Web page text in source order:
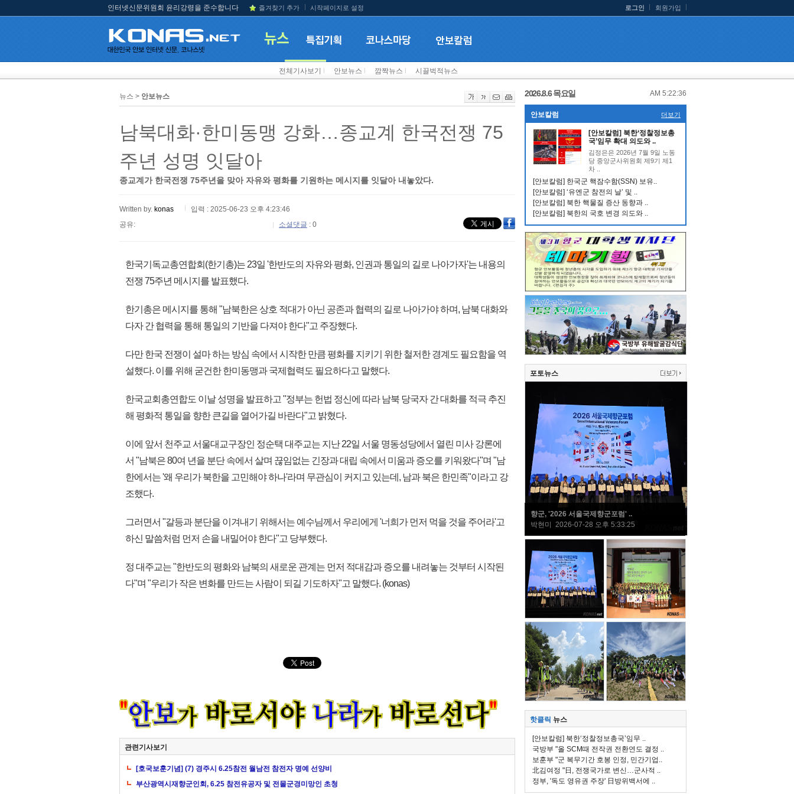
인터넷신문위원회 윤리강령을 준수합니다 즐겨찾기 추가 시작페이지로 설정 로그인 회원가입
전체기사보기 안보뉴스 깜짝뉴스 시끌벅적뉴스
뉴스 > 안보뉴스
남북대화·한미동맹 강화…종교계 한국전쟁 75
주년 성명 잇달아
종교계가 한국전쟁 75주년을 맞아 자유와 평화를 기원하는 메시지를 잇달아 내놓았다.
Written by. konas
입력 : 2025-06-23 오후 4:23:46
공유:
소셜댓글 : 0
한국기독교총연합회(한기총)는 23일 '한반도의 자유와 평화, 인권과 통일의 길로 나아가자'는 내용의
전쟁 75주년 메시지를 발표했다.
한기총은 메시지를 통해 "남북한은 상호 적대가 아닌 공존과 협력의 길로 나아가야 하며, 남북 대화와
다자 간 협력을 통해 통일의 기반을 다져야 한다"고 주장했다.
다만 한국 전쟁이 설마 하는 방심 속에서 시작한 만큼 평화를 지키기 위한 철저한 경계도 필요함을 역
설했다. 이를 위해 굳건한 한미동맹과 국제협력도 필요하다고 말했다.
한국교회총연합도 이날 성명을 발표하고 "정부는 헌법 정신에 따라 남북 당국자 간 대화를 적극 추진
해 평화적 통일을 향한 큰길을 열어가길 바란다"고 밝혔다.
이에 앞서 천주교 서울대교구장인 정순택 대주교는 지난 22일 서울 명동성당에서 열린 미사 강론에
서 "남북은 80여 년을 분단 속에서 살며 끊임없는 긴장과 대립 속에서 미움과 증오를 키워왔다"며 "남
한에서는 '왜 우리가 북한을 고민해야 하나'라며 무관심이 커지고 있는데, 남과 북은 한민족"이라고 강
조했다.
그러면서 "갈등과 분단을 이겨내기 위해서는 예수님께서 우리에게 '너희가 먼저 먹을 것을 주어라'고
하신 말씀처럼 먼저 손을 내밀어야 한다"고 당부했다.
정 대주교는 "한반도의 평화와 남북의 새로운 관계는 먼저 적대감과 증오를 내려놓는 것부터 시작된
다"며 "우리가 작은 변화를 만드는 사람이 되길 기도하자"고 말했다. (konas)
관련기사보기
[호국보훈기념] (7) 경주시 6.25참전 월남전 참전자 명예 선양비
부산광역시재향군인회, 6.25 참전유공자 및 전몰군경미망인 초청
2026.8.6 목요일 AM 5:22:36
안보칼럼 더보기
[안보칼럼] 북한‘정찰정보총
국’임무 확대 의도와 ..
김정은은 2026년 7월 9일 노동
당 중앙군사위원회 제9기 제1
차 ..
[안보칼럼] 한국군 핵잠수함(SSN) 보유..
[안보칼럼] ‘유엔군 참전의 날’ 및 ..
[안보칼럼] 북한 핵물질 증산 동향과 ..
[안보칼럼] 북한의 국호 변경 의도와 ..
포토뉴스
향군, '2026 서울국제향군포럼' ..
박현미 2026-07-28 오후 5:33:25
핫클릭 뉴스
[안보칼럼] 북한‘정찰정보총국’임무 ..
국방부 "올 SCM때 전작권 전환연도 결정 ..
보훈부 "군 복무기간 호봉 인정, 민간기업..
北김여정 "日, 전쟁국가로 변신…군사적 ..
정부, '독도 영유권 주장' 日방위백서에 ..